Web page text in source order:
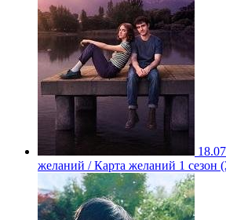
желаний / Карта желаний 1 сезон